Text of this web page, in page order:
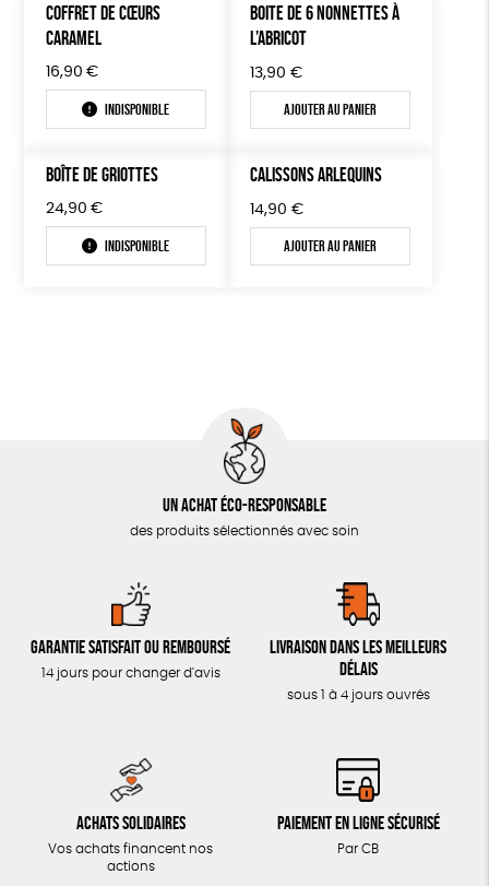
COFFRET DE CŒURS
CARAMEL
16,90 €
Indisponible
BOITE DE 6 NONNETTES À
L’ABRICOT
13,90 €
Ajouter au panier
BOÎTE DE GRIOTTES
24,90 €
Indisponible
CALISSONS ARLEQUINS
14,90 €
Ajouter au panier
Un achat éco-responsable
des produits sélectionnés avec soin
Garantie satisfait ou remboursé
14 jours pour changer d'avis
Livraison dans les meilleurs
délais
sous 1 à 4 jours ouvrés
Achats solidaires
Vos achats financent nos
actions
Paiement en ligne sécurisé
Par CB